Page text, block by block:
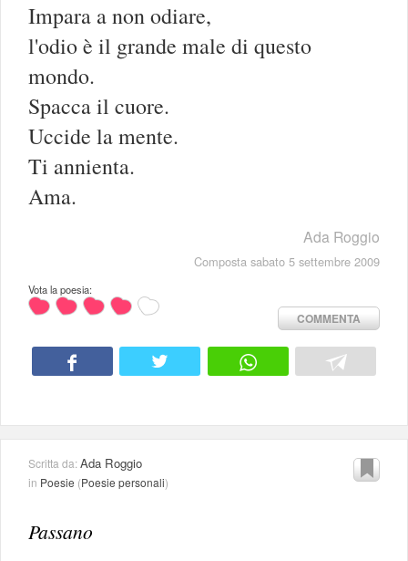
Impara a non odiare,
l'odio è il grande male di questo
mondo.
Spacca il cuore.
Uccide la mente.
Ti annienta.
Ama.
Ada Roggio
Composta sabato 5 settembre 2009
Vota la poesia:
COMMENTA
Scritta da:Ada Roggio
in Poesie (Poesie personali)
Passano